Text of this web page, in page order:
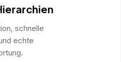
schnelle
echte